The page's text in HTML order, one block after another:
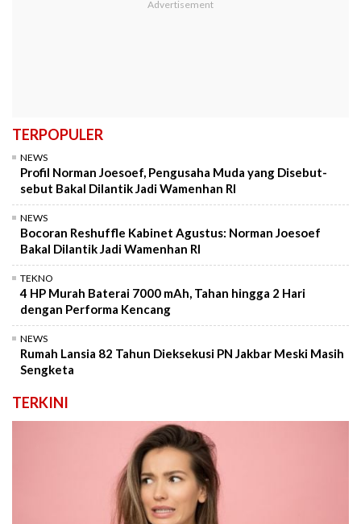
TERPOPULER
NEWS
Profil Norman Joesoef, Pengusaha Muda yang Disebut-
sebut Bakal Dilantik Jadi Wamenhan RI
NEWS
Bocoran Reshuffle Kabinet Agustus: Norman Joesoef
Bakal Dilantik Jadi Wamenhan RI
TEKNO
4 HP Murah Baterai 7000 mAh, Tahan hingga 2 Hari
dengan Performa Kencang
NEWS
Rumah Lansia 82 Tahun Dieksekusi PN Jakbar Meski Masih
Sengketa
TERKINI